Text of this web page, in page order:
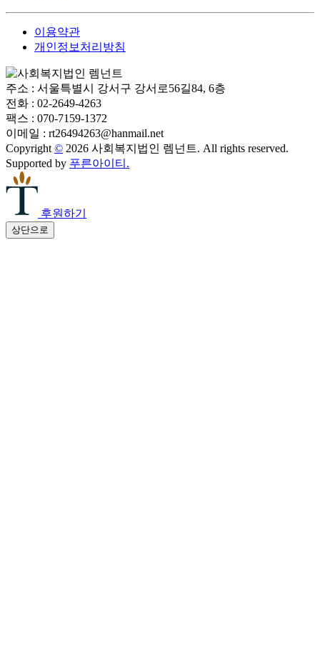
이용약관
개인정보처리방침
주소 : 서울특별시 강서구 강서로56길84, 6층
전화 : 02-2649-4263
팩스 : 070-7159-1372
이메일 : rt26494263@hanmail.net
Copyright © 2026 사회복지법인 렘넌트. All rights reserved.
Supported by 푸른아이티.
후원하기
상단으로